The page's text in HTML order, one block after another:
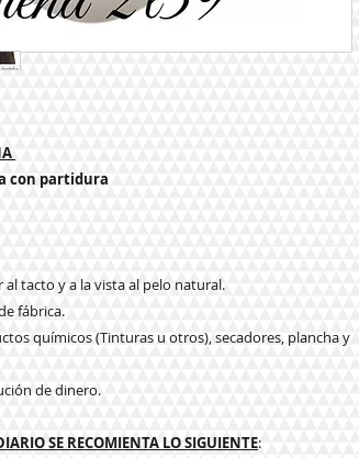
con partidura
tacto y a la vista al pelo natural.
fábrica.
químicos (Tinturas u otros), secadores, plancha y
de dinero.
SE RECOMIENTA LO SIGUIENTE: